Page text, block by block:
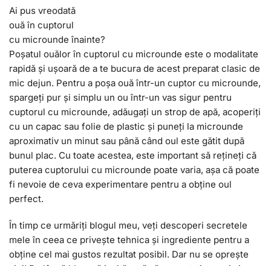
Ai pus vreodată
ouă în cuptorul
cu microunde înainte?
Poșatul ouălor în cuptorul cu microunde este o modalitate
rapidă și ușoară de a te bucura de acest preparat clasic de
mic dejun. Pentru a poșa ouă într-un cuptor cu microunde,
spargeți pur și simplu un ou într-un vas sigur pentru
cuptorul cu microunde, adăugați un strop de apă, acoperiți
cu un capac sau folie de plastic și puneți la microunde
aproximativ un minut sau până când oul este gătit după
bunul plac. Cu toate acestea, este important să rețineți că
puterea cuptorului cu microunde poate varia, așa că poate
fi nevoie de ceva experimentare pentru a obține oul
perfect.
În timp ce urmăriți blogul meu, veți descoperi secretele
mele în ceea ce privește tehnica și ingrediente pentru a
obține cel mai gustos rezultat posibil. Dar nu se oprește